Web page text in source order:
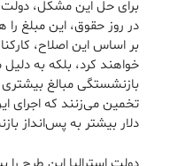
برای حل این مشکل، دولت
در روز حقوق، این مبلغ را
بر اساس این اصلاح،
خواهند کرد، بلکه به
بازنشستگی مبالغ
دلار بیشتر به پس‌انداز